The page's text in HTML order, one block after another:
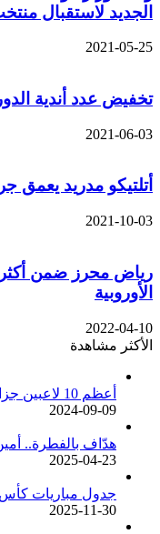
الجديد لاستقبال
2021-05-25
تخفيض عدد أندية
2021-06-03
أتلتيكو مدريد يعمق
2021-10-03
رياض محرز ضمن أكثر
الأوروبية
2022-04-10
الأكثر مشاهدة
أعظم 10 لاعبين جزائريين في تاريخ كرة القدم
2024-09-09
هدّاف بالفطرة..
2025-04-23
جدول مباريات كأس العرب 2025 والقنوات
2025-11-30